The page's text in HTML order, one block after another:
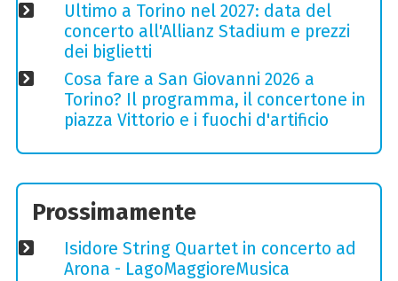
Ultimo a Torino nel 2027: data del
concerto all'Allianz Stadium e prezzi
dei biglietti
Cosa fare a San Giovanni 2026 a
Torino? Il programma, il concertone in
piazza Vittorio e i fuochi d'artificio
Prossimamente
Isidore String Quartet in concerto ad
Arona - LagoMaggioreMusica